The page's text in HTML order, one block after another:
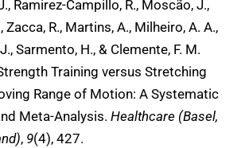
Ramirez-Campillo, R., Moscão, J.,
Zacca, R., Martins, A., Milheiro, A. A.,
Sarmento, H., & Clemente, F. M.
Training versus Stretching
Range of Motion: A Systematic
Meta-Analysis. Healthcare (Basel,
, 9(4), 427.